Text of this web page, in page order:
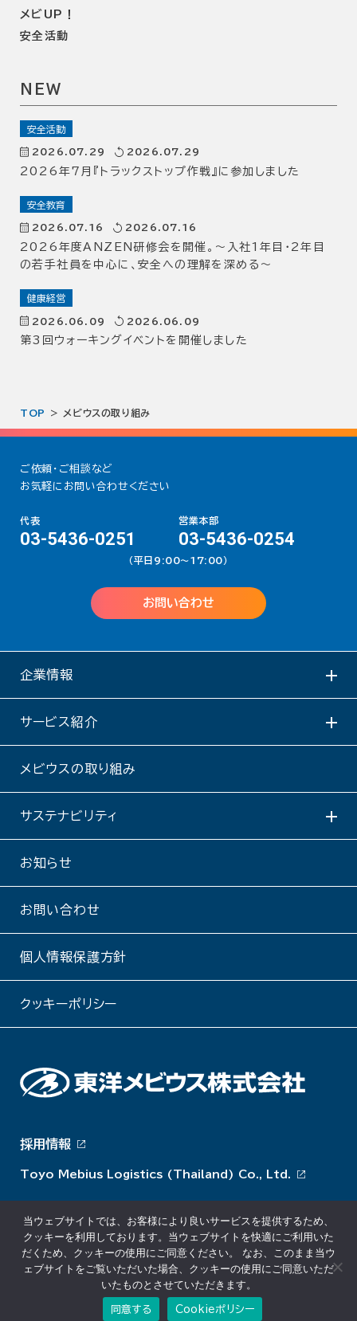
メビUP！
安全活動
NEW
安全活動
2026.07.29 2026.07.29
2026年7月『トラックストップ作戦』に参加しました
安全教育
2026.07.16 2026.07.16
2026年度ANZEN研修会を開催。～入社1年目・2年目
の若手社員を中心に、安全への理解を深める～
健康経営
2026.06.09 2026.06.09
第3回ウォーキングイベントを開催しました
TOP メビウスの取り組み
ご依頼・ご相談など
お気軽にお問い合わせください
代表
03-5436-0251
営業本部
03-5436-0254
（平日9:00〜17:00）
お問い合わせ
企業情報
サービス紹介
メビウスの取り組み
サステナビリティ
お知らせ
お問い合わせ
個人情報保護方針
クッキーポリシー
採用情報
Toyo Mebius Logistics (Thailand) Co., Ltd.
© Toyo Mebius Co., Ltd. All rights reserved.
当ウェブサイトでは、お客様により良いサービスを提供するため、
クッキーを利用しております。当ウェブサイトを快適にご利用いた
だくため、クッキーの使用にご同意ください。 なお、このまま当ウ
ェブサイトをご覧いただいた場合、クッキーの使用にご同意いただ
いたものとさせていただきます。
同意する Cookieポリシー